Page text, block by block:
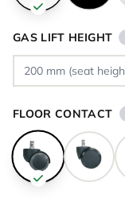
GAS LIFT HEIGHT
FLOOR CONTACT